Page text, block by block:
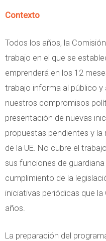
Contexto
Todos los años, la
trabajo en el que se
emprenderá en los 12
trabajo informa al público
nuestros compromisos
presentación de nuevas
propuestas pendientes y la
de la UE. No cubre el
sus funciones de
cumplimiento de la
iniciativas periódicas que
años.
La preparación del